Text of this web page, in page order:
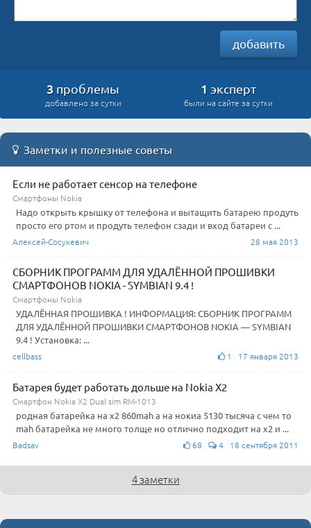
добавить
3 проблемы
добавлено за сутки
1 эксперт
были на сайте за сутки
Заметки и полезные советы
Если не работает сенсор на телефоне
Смартфоны Nokia
Надо открыть крышку от телефона и вытащить батарею продуть
просто его ртом и продуть телефон сзади и вход батареи с ...
Алексей-Сосукевич 28 мая 2013
СБОРНИК ПРОГРАММ ДЛЯ УДАЛЁННОЙ ПРОШИВКИ
СМАРТФОНОВ NOKIA - SYMBIAN 9.4 !
Смартфоны Nokia
УДАЛЁННАЯ ПРОШИВКА ! ИНФОРМАЦИЯ: СБОРНИК ПРОГРАММ
ДЛЯ УДАЛЁННОЙ ПРОШИВКИ СМАРТФОНОВ NOKIA — SYMBIAN
9.4 ! Установка: ...
cellbass 1 17 января 2013
Батарея будет работать дольше на Nokia X2
Смартфон Nokia X2 Dual sim RM-1013
родная батарейка на х2 860mah а на нокиа 5130 тысяча с чем то
mah батарейка не много толще но отлично подходит на х2 и ...
Badsav 68 4 18 сентября 2011
4 заметки